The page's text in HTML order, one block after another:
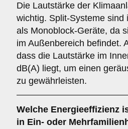
Die Lautstärke der
wichtig. Split-Systeme sind
als Monoblock-Geräte, da
im Außenbereich befindet.
dass die Lautstärke im
dB(A) liegt, um einen
zu gewährleisten.
Welche Energieeffizienz
in Ein- oder